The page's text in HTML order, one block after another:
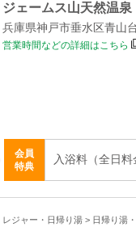
ジェームス山天然温
兵庫県神戸市垂水区青山
営業時間などの詳細はこちら
会員
特典
入浴料（全日
レジャー・日帰り湯 > 日帰り湯